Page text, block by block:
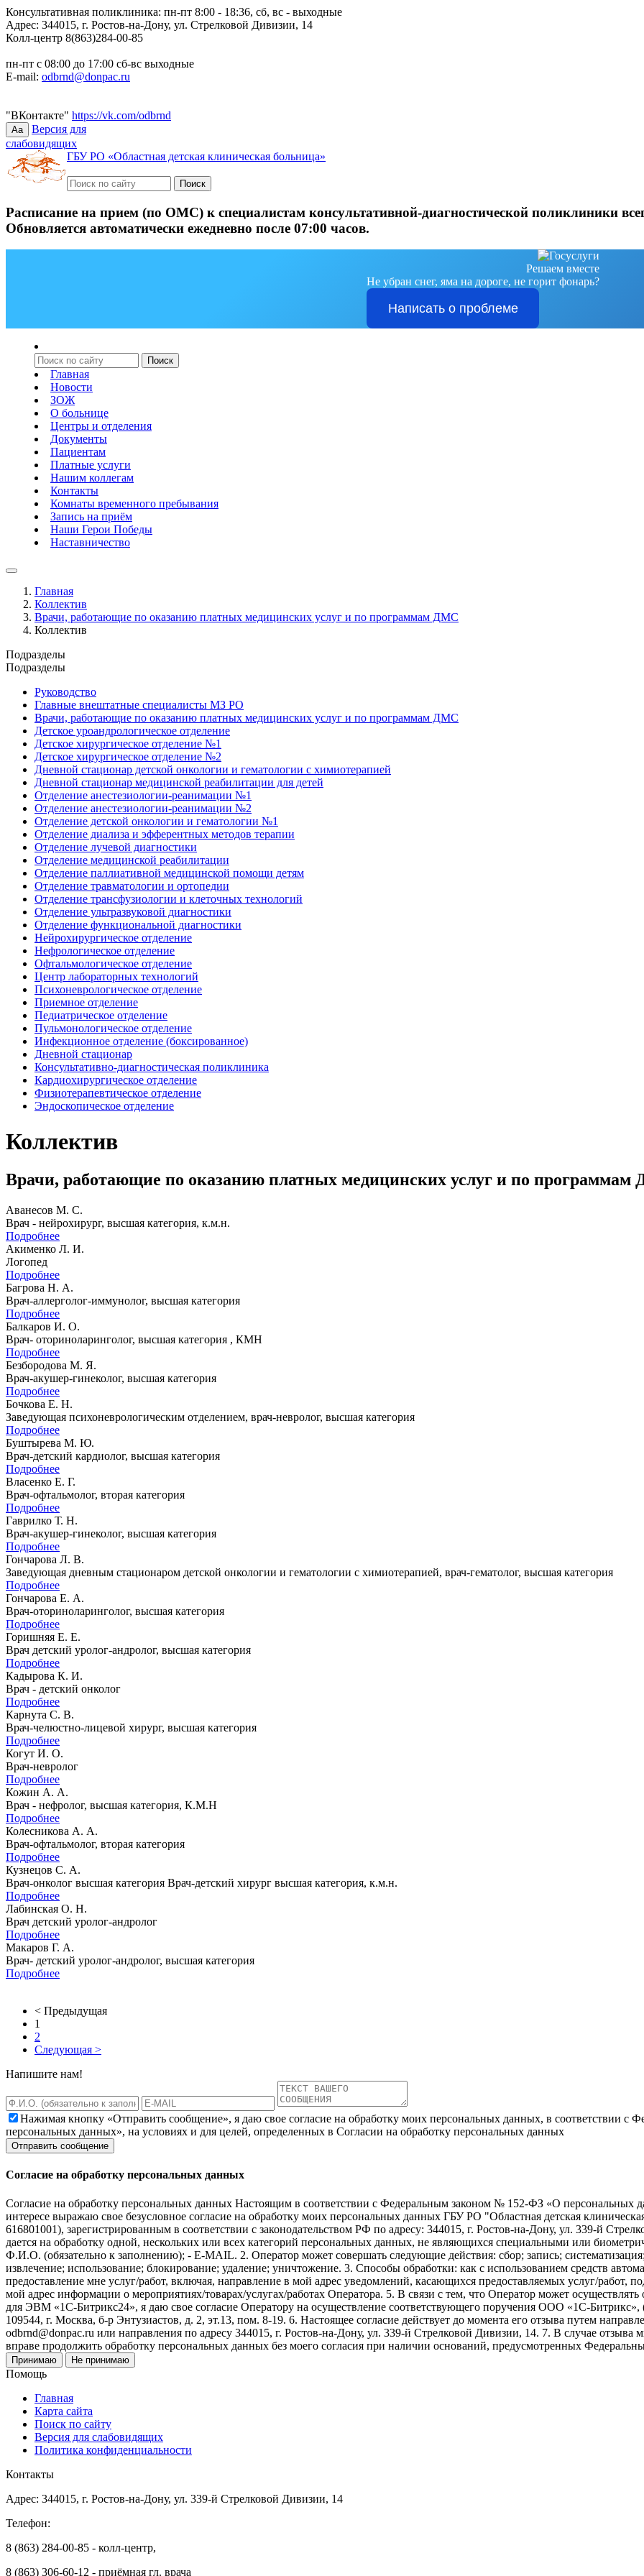
Консультативная поликлиника: пн-пт 8:00 - 18:36, сб, вс - выходные
Адрес: 344015, г. Ростов-на-Дону, ул. Стрелковой Дивизии, 14
Колл-центр 8(863)284-00-85
пн-пт с 08:00 до 17:00 сб-вс выходные
E-mail: odbrnd@donpac.ru
"ВКонтакте" https://vk.com/odbrnd
Aa
Версия для
слабовидящих
ГБУ РО «Областная детская клиническая больница»
Расписание на прием (по ОМС) к специалистам консультативной-диагностической поликлиники
Обновляется автоматически ежедневно после 07:00 часов.
Решаем вместе
Не убран снег, яма на дороге, не горит фонарь?
Написать о проблеме
Главная
Новости
ЗОЖ
О больнице
Центры и отделения
Документы
Пациентам
Платные услуги
Нашим коллегам
Контакты
Комнаты временного пребывания
Запись на приём
Наши Герои Победы
Наставничество
Главная
Коллектив
Врачи, работающие по оказанию платных медицинских услуг и по программам ДМС
Коллектив
Подразделы
Подразделы
Руководство
Главные внештатные специалисты МЗ РО
Врачи, работающие по оказанию платных медицинских услуг и по программам ДМС
Детское уроандрологическое отделение
Детское хирургическое отделение №1
Детское хирургическое отделение №2
Дневной стационар детской онкологии и гематологии с химиотерапией
Дневной стационар медицинской реабилитации для детей
Отделение анестезиологии-реанимации №1
Отделение анестезиологии-реанимации №2
Отделение детской онкологии и гематологии №1
Отделение диализа и эфферентных методов терапии
Отделение лучевой диагностики
Отделение медицинской реабилитации
Отделение паллиативной медицинской помощи детям
Отделение травматологии и ортопедии
Отделение трансфузиологии и клеточных технологий
Отделение ультразвуковой диагностики
Отделение функциональной диагностики
Нейрохирургическое отделение
Нефрологическое отделение
Офтальмологическое отделение
Центр лабораторных технологий
Психоневрологическое отделение
Приемное отделение
Педиатрическое отделение
Пульмонологическое отделение
Инфекционное отделение (боксированное)
Дневной стационар
Консультативно-диагностическая поликлиника
Кардиохирургическое отделение
Физиотерапевтическое отделение
Эндоскопическое отделение
Коллектив
Врачи, работающие по оказанию платных медицинских услуг и по
Аванесов М. С.
Врач - нейрохирург, высшая категория, к.м.н.
Подробнее
Акименко Л. И.
Логопед
Подробнее
Багрова Н. А.
Врач-аллерголог-иммунолог, высшая категория
Подробнее
Балкаров И. О.
Врач- оториноларинголог, высшая категория , КМН
Подробнее
Безбородова М. Я.
Врач-акушер-гинеколог, высшая категория
Подробнее
Бочкова Е. Н.
Заведующая психоневрологическим отделением, врач-невролог, высшая категория
Подробнее
Буштырева М. Ю.
Врач-детский кардиолог, высшая категория
Подробнее
Власенко Е. Г.
Врач-офтальмолог, вторая категория
Подробнее
Гаврилко Т. Н.
Врач-акушер-гинеколог, высшая категория
Подробнее
Гончарова Л. В.
Заведующая дневным стационаром детской онкологии и гематологии с химиотерапией, врач-гематолог, высшая категория
Подробнее
Гончарова Е. А.
Врач-оториноларинголог, высшая категория
Подробнее
Горишняя Е. Е.
Врач детский уролог-андролог, высшая категория
Подробнее
Кадырова К. И.
Врач - детский онколог
Подробнее
Карнута С. В.
Врач-челюстно-лицевой хирург, высшая категория
Подробнее
Когут И. О.
Врач-невролог
Подробнее
Кожин А. А.
Врач - нефролог, высшая категория, К.М.Н
Подробнее
Колесникова А. А.
Врач-офтальмолог, вторая категория
Подробнее
Кузнецов С. А.
Врач-онколог высшая категория Врач-детский хирург высшая категория, к.м.н.
Подробнее
Лабинская О. Н.
Врач детский уролог-андролог
Подробнее
Макаров Г. А.
Врач- детский уролог-андролог, высшая категория
Подробнее
< Предыдущая
1
2
Следующая >
Напишите нам!
Нажимая кнопку «Отправить сообщение», я даю свое согласие на обработку моих персональных данных, в соответствии
персональных данных», на условиях и для целей, определенных в Согласии на обработку персональных данных
Согласие на обработку персональных данных
Согласие на обработку персональных данных Настоящим в соответствии с Федеральным законом № 152-ФЗ «О персональных
интересе выражаю свое безусловное согласие на обработку моих персональных данных ГБУ РО "Областная детская
616801001), зарегистрированным в соответствии с законодательством РФ по адресу: 344015, г. Ростов-на-Дону, ул. 339-й
дается на обработку одной, нескольких или всех категорий персональных данных, не являющихся специальными или
Ф.И.О. (обязательно к заполнению); - E-MAIL. 2. Оператор может совершать следующие действия: сбор; запись;
извлечение; использование; блокирование; удаление; уничтожение. 3. Способы обработки: как с использованием средств
предоставление мне услуг/работ, включая, направление в мой адрес уведомлений, касающихся предоставляемых услуг/работ,
мой адрес информации о мероприятиях/товарах/услугах/работах Оператора. 5. В связи с тем, что Оператор может
для ЭВМ «1С-Битрикс24», я даю свое согласие Оператору на осуществление соответствующего поручения ООО «1С-
109544, г. Москва, б-р Энтузиастов, д. 2, эт.13, пом. 8-19. 6. Настоящее согласие действует до момента его отзыва путем
odbrnd@donpac.ru или направления по адресу 344015, г. Ростов-на-Дону, ул. 339-й Стрелковой Дивизии, 14. 7. В случае
вправе продолжить обработку персональных данных без моего согласия при наличии оснований, предусмотренных
Принимаю Не принимаю
Помощь
Главная
Карта сайта
Поиск по сайту
Версия для слабовидящих
Политика конфиденциальности
Контакты
Адрес: 344015, г. Ростов-на-Дону, ул. 339-й Стрелковой Дивизии, 14
Телефон:
8 (863) 284-00-85 - колл-центр,
8 (863) 306-60-12 - приёмная гл. врача